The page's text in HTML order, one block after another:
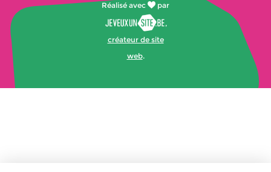
Réalisé avec par
,
créateur de site
web.